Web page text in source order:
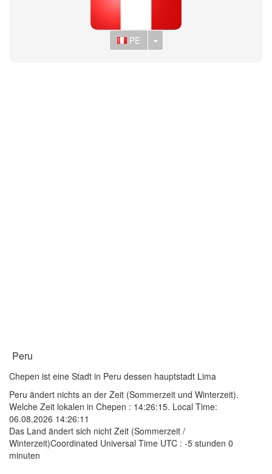
PE Toggle Dropdown
Peru
Chepen ist eine Stadt in Peru dessen hauptstadt Lima
Peru ändert nichts an der Zeit (Sommerzeit und Winterzeit).
Welche Zeit lokalen in Chepen : 14:26:15. Local Time:
06.08.2026 14:26:11
Das Land ändert sich nicht Zeit (Sommerzeit /
Winterzeit)Coordinated Universal Time UTC : -5 stunden 0
minuten